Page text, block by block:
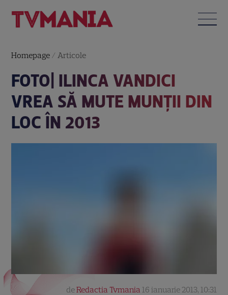
Homepage / Articole
FOTO| ILINCA VANDICI
VREA SĂ MUTE MUNŢII DIN
LOC ÎN 2013
deRedactia Tvmania 16 ianuarie 2013, 10:31